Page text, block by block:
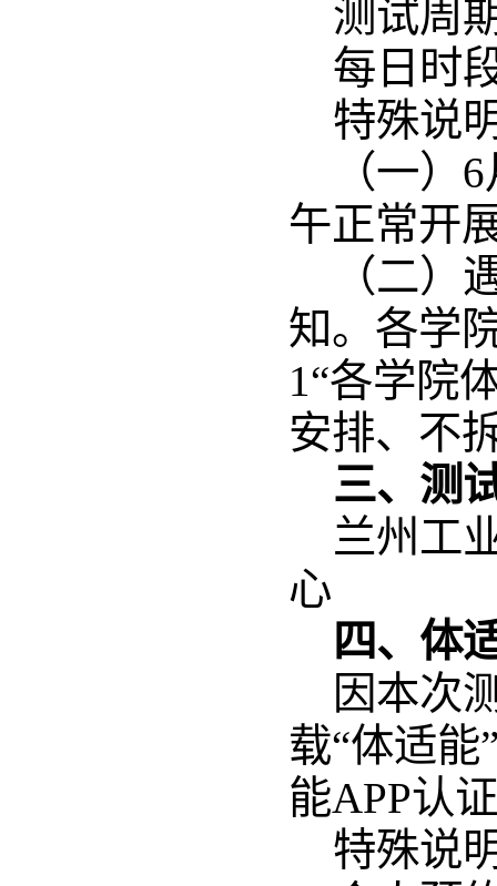
测试周
每日时
特殊说
（一） 6
午正常开
（二）
知。各学
1“各学院
安排、不
三、测
兰州工
心
四、体
因本次
载“体适能
能APP认
特殊说